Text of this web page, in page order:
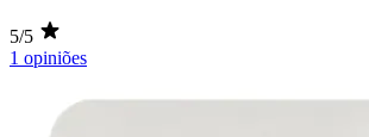
5/5
1 opiniões